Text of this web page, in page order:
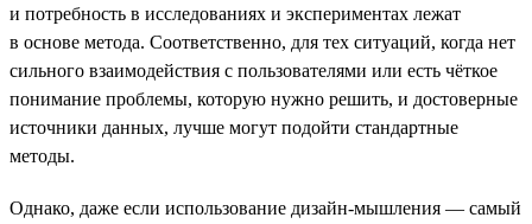
и потребность в исследованиях и экспериментах лежат
в основе метода. Соответственно, для тех ситуаций, когда нет
сильного взаимодействия с пользователями или есть чёткое
понимание проблемы, которую нужно решить, и достоверные
источники данных, лучше могут подойти стандартные
методы.
Однако, даже если использование дизайн-мышления — самый